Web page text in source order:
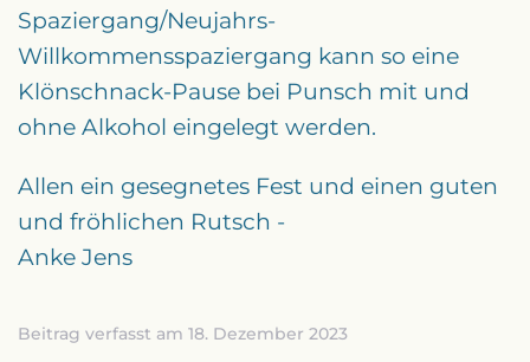
Spaziergang/Neujahrs-
Willkommensspaziergang kann so eine
Klönschnack-Pause bei Punsch mit und
ohne Alkohol eingelegt werden.
Allen ein gesegnetes Fest und einen guten
und fröhlichen Rutsch -
Anke Jens
Beitrag verfasst am 18. Dezember 2023